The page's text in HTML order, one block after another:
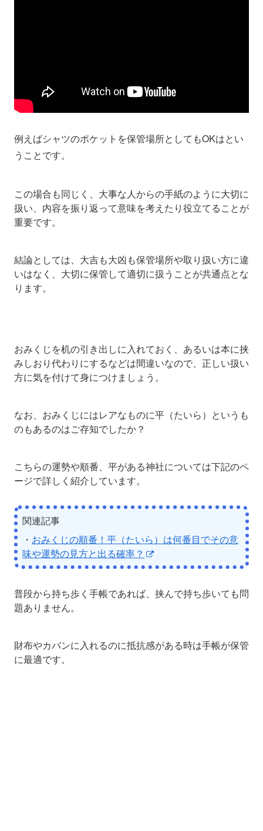
例えばシャツのポケットを保管場所としてもOKはとい
うことです。
この場合も同じく、大事な人からの手紙のように大切に
扱い、内容を振り返って意味を考えたり役立てることが
重要です。
結論としては、大吉も大凶も保管場所や取り扱い方に違
いはなく、大切に保管して適切に扱うことが共通点とな
ります。
おみくじを机の引き出しに入れておく、あるいは本に挟
みしおり代わりにするなどは間違いなので、正しい扱い
方に気を付けて身につけましょう。
なお、おみくじにはレアなものに平（たいら）というも
のもあるのはご存知でしたか？
こちらの運勢や順番、平がある神社については下記のペ
ージで詳しく紹介しています。
関連記事
・ おみくじの順番！平（たいら）は何番目でその意
味や運勢の見方と出る確率？
普段から持ち歩く手帳であれば、挟んで持ち歩いても問
題ありません。
財布やカバンに入れるのに抵抗感がある時は手帳が保管
に最適です。